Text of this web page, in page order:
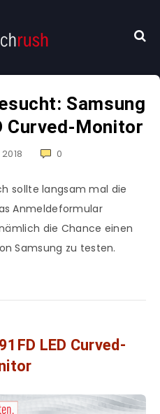
Samsung
Curved-Monitor
0
sollte langsam mal die
Anmeldeformular
die Chance einen
Samsung zu testen.
LED Curved-